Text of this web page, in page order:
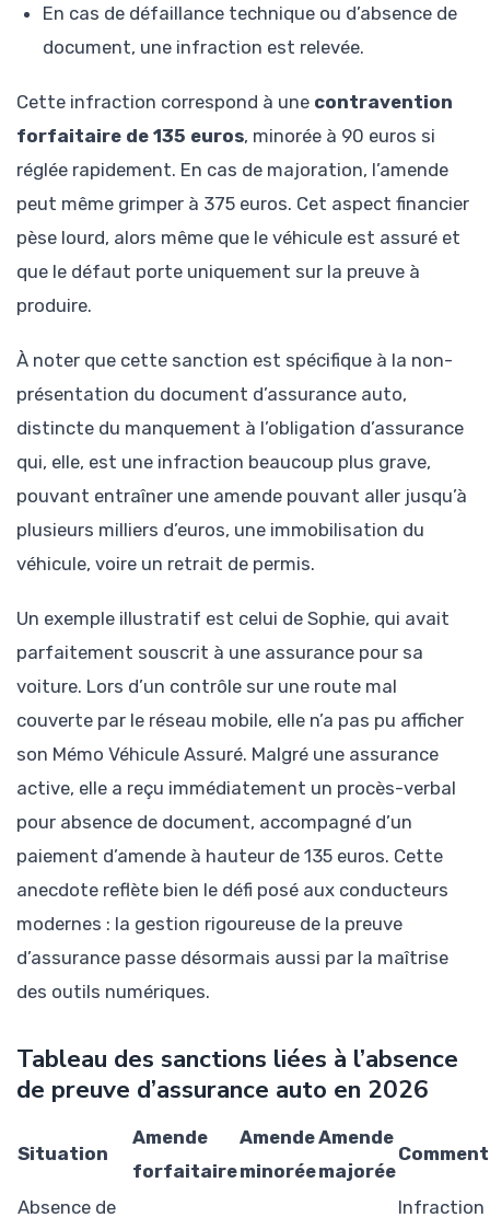
En cas de défaillance technique ou d’absence de
document, une infraction est relevée.
Cette infraction correspond à une contravention
forfaitaire de 135 euros, minorée à 90 euros si
réglée rapidement. En cas de majoration, l’amende
peut même grimper à 375 euros. Cet aspect financier
pèse lourd, alors même que le véhicule est assuré et
que le défaut porte uniquement sur la preuve à
produire.
À noter que cette sanction est spécifique à la non-
présentation du document d’assurance auto,
distincte du manquement à l’obligation d’assurance
qui, elle, est une infraction beaucoup plus grave,
pouvant entraîner une amende pouvant aller jusqu’à
plusieurs milliers d’euros, une immobilisation du
véhicule, voire un retrait de permis.
Un exemple illustratif est celui de Sophie, qui avait
parfaitement souscrit à une assurance pour sa
voiture. Lors d’un contrôle sur une route mal
couverte par le réseau mobile, elle n’a pas pu afficher
son Mémo Véhicule Assuré. Malgré une assurance
active, elle a reçu immédiatement un procès-verbal
pour absence de document, accompagné d’un
paiement d’amende à hauteur de 135 euros. Cette
anecdote reflète bien le défi posé aux conducteurs
modernes : la gestion rigoureuse de la preuve
d’assurance passe désormais aussi par la maîtrise
des outils numériques.
Tableau des sanctions liées à l’absence
de preuve d’assurance auto en 2026
Situation
Amende
forfaitaire
Amende
minorée
Amende
majorée
Absence de
Infraction